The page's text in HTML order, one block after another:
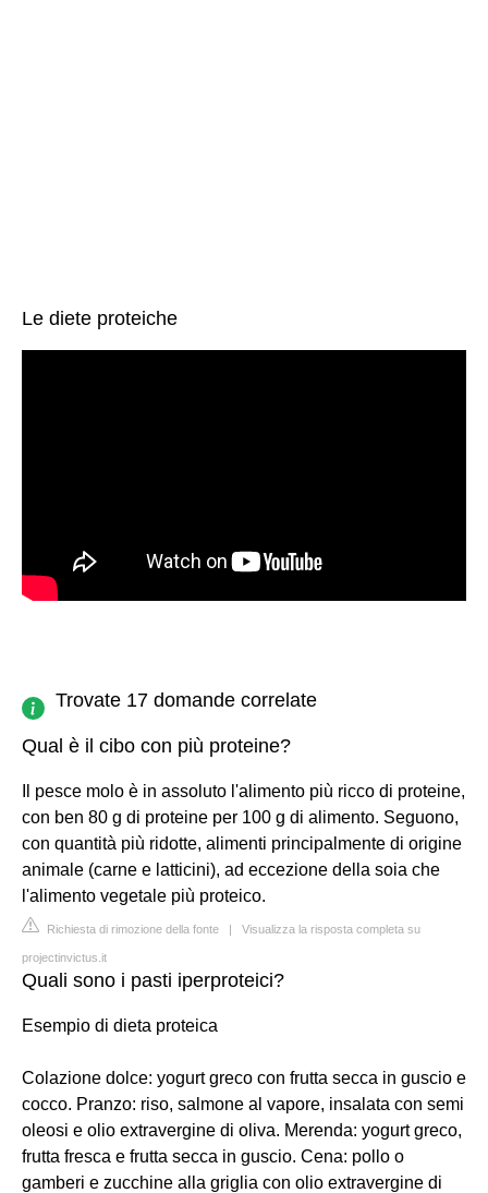
Le diete proteiche
Trovate 17 domande correlate
Qual è il cibo con più proteine?
Il pesce molo è in assoluto l'alimento più ricco di proteine,
con ben 80 g di proteine per 100 g di alimento. Seguono,
con quantità più ridotte, alimenti principalmente di origine
animale (carne e latticini), ad eccezione della soia che
l'alimento vegetale più proteico.
Richiesta di rimozione della fonte | Visualizza la risposta completa su
projectinvictus.it
Quali sono i pasti iperproteici?
Esempio di dieta proteica
Colazione dolce: yogurt greco con frutta secca in guscio e
cocco. Pranzo: riso, salmone al vapore, insalata con semi
oleosi e olio extravergine di oliva. Merenda: yogurt greco,
frutta fresca e frutta secca in guscio. Cena: pollo o
gamberi e zucchine alla griglia con olio extravergine di